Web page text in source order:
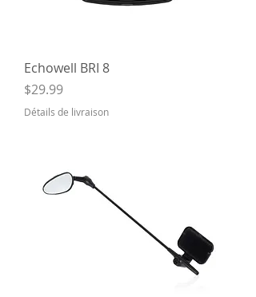
Echowell BRI 8
Price
$29.99
Détails de livraison